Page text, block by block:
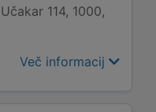
114, 1000,
Več informacij